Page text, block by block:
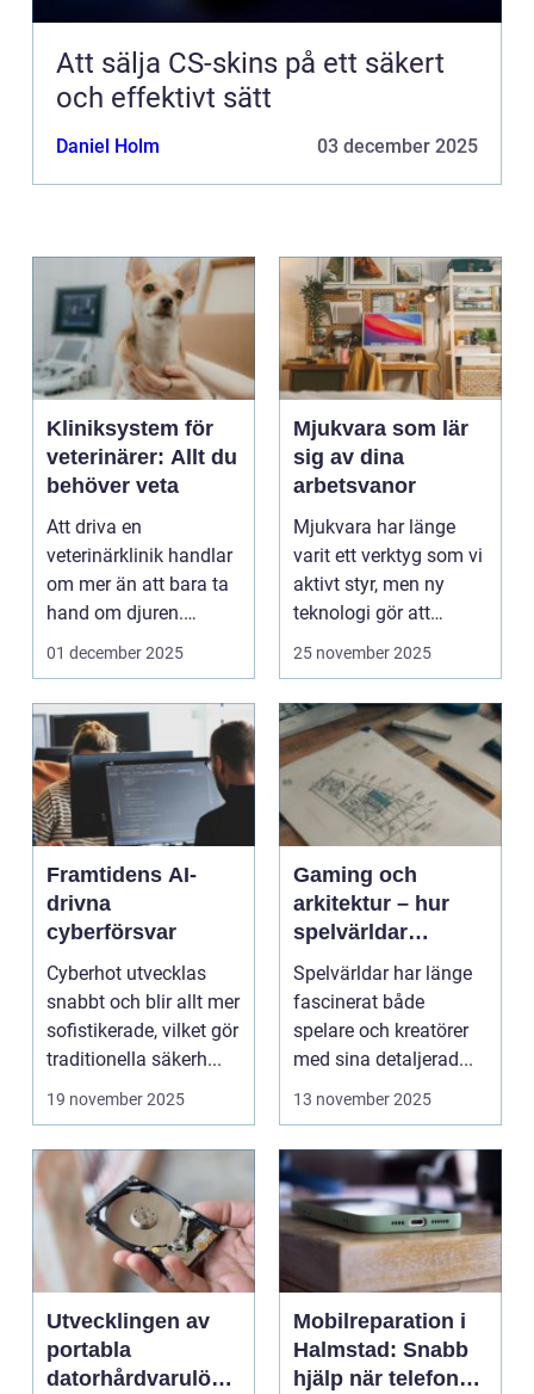
Att sälja CS-skins på ett säkert
och effektivt sätt
Daniel Holm 03 december 2025
Kliniksystem för
veterinärer: Allt du
behöver veta
Att driva en
veterinärklinik handlar
om mer än att bara ta
hand om djuren.
Administrativa ...
01 december 2025
Mjukvara som lär
sig av dina
arbetsvanor
Mjukvara har länge
varit ett verktyg som vi
aktivt styr, men ny
teknologi gör att
program ...
25 november 2025
Framtidens AI-
drivna
cyberförsvar
Cyberhot utvecklas
snabbt och blir allt mer
sofistikerade, vilket gör
traditionella säkerh...
19 november 2025
Gaming och
arkitektur – hur
spelvärldar
inspirerar verklig
stadsplanering
Spelvärldar har länge
fascinerat både
spelare och kreatörer
med sina detaljerad...
13 november 2025
Utvecklingen av
portabla
datorhårdvarulösn
Mobilreparation i
Halmstad: Snabb
hjälp när telefonen